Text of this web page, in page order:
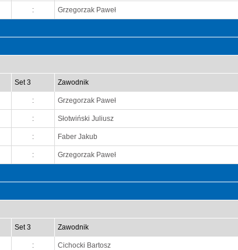
: Grzegorzak Paweł
Set 3 Zawodnik
: Grzegorzak Paweł
: Słotwiński Juliusz
: Faber Jakub
: Grzegorzak Paweł
Set 3 Zawodnik
: Cichocki Bartosz